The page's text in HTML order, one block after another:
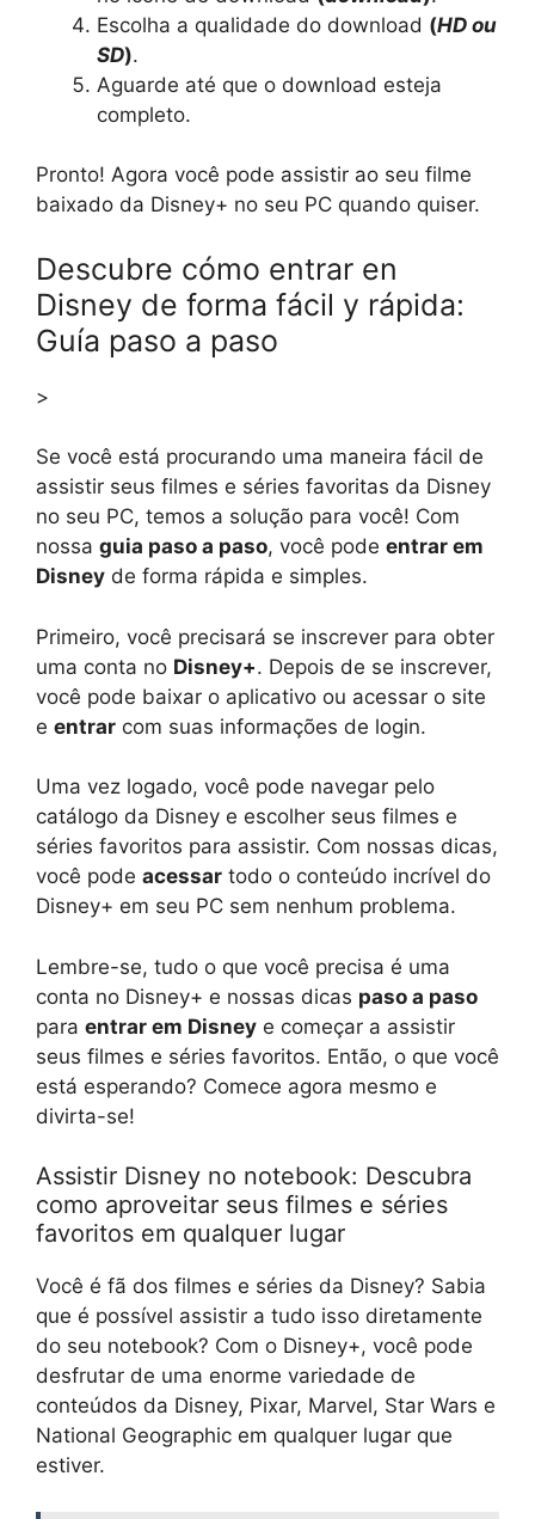
Escolha a qualidade do download (HD ou
SD).
Aguarde até que o download esteja
completo.
Pronto! Agora você pode assistir ao seu filme
baixado da Disney+ no seu PC quando quiser.
Descubre cómo entrar en
Disney de forma fácil y rápida:
Guía paso a paso
>
Se você está procurando uma maneira fácil de
assistir seus filmes e séries favoritas da Disney
no seu PC, temos a solução para você! Com
nossa guia paso a paso, você pode entrar em
Disney de forma rápida e simples.
Primeiro, você precisará se inscrever para obter
uma conta no Disney+. Depois de se inscrever,
você pode baixar o aplicativo ou acessar o site
e entrar com suas informações de login.
Uma vez logado, você pode navegar pelo
catálogo da Disney e escolher seus filmes e
séries favoritos para assistir. Com nossas dicas,
você pode acessar todo o conteúdo incrível do
Disney+ em seu PC sem nenhum problema.
Lembre-se, tudo o que você precisa é uma
conta no Disney+ e nossas dicas paso a paso
para entrar em Disney e começar a assistir
seus filmes e séries favoritos. Então, o que você
está esperando? Comece agora mesmo e
divirta-se!
Assistir Disney no notebook: Descubra
como aproveitar seus filmes e séries
favoritos em qualquer lugar
Você é fã dos filmes e séries da Disney? Sabia
que é possível assistir a tudo isso diretamente
do seu notebook? Com o Disney+, você pode
desfrutar de uma enorme variedade de
conteúdos da Disney, Pixar, Marvel, Star Wars e
National Geographic em qualquer lugar que
estiver.